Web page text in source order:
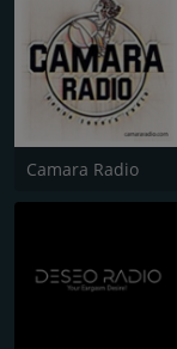
Camara Radio